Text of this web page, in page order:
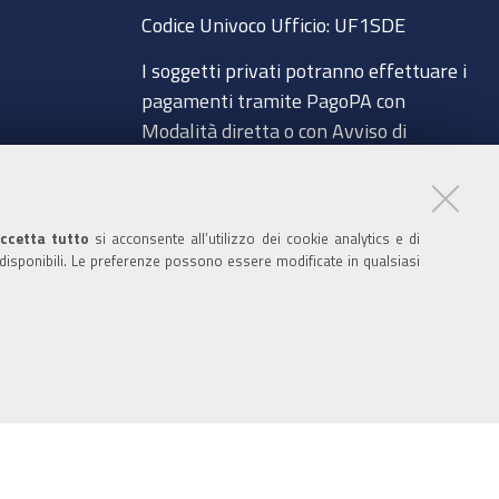
tutto si acconsente all’utilizzo dei cookie analytics e di
Le preferenze possono essere modificate in qualsiasi
o
e
Codice Univoco Ufficio: UF1SDE
I soggetti privati potranno effettuare i
pagamenti tramite PagoPA con
Modalità diretta o con Avviso di
Codice IBAN per le pubbliche
amministrazioni comprese nel regime di